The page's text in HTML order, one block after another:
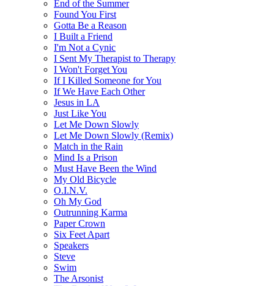
End of the Summer
Found You First
Gotta Be a Reason
I Built a Friend
I'm Not a Cynic
I Sent My Therapist to Therapy
I Won't Forget You
If I Killed Someone for You
If We Have Each Other
Jesus in LA
Just Like You
Let Me Down Slowly
Let Me Down Slowly (Remix)
Match in the Rain
Mind Is a Prison
Must Have Been the Wind
My Old Bicycle
O.I.N.V.
Oh My God
Outrunning Karma
Paper Crown
Six Feet Apart
Speakers
Steve
Swim
The Arsonist